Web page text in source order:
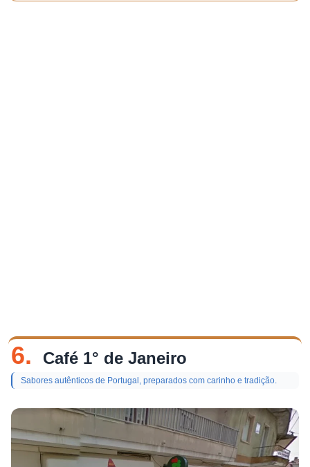
6. Café 1° de Janeiro
Sabores autênticos de Portugal, preparados com carinho e tradição.